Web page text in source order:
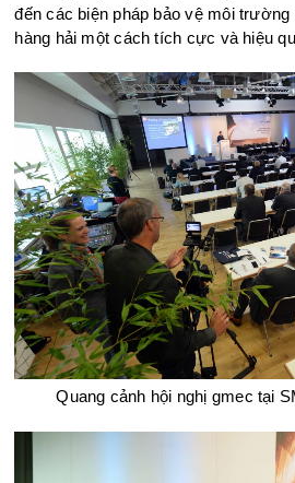
đến các biện pháp bảo vệ môi trường
hàng hải một cách tích cực và hiệu
Quang cảnh hội nghị gmec tại